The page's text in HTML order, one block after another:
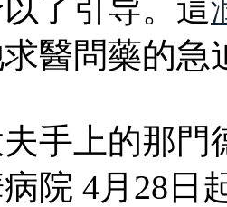
了引导。這
醫問藥的急
手上的那門
院 4月28日